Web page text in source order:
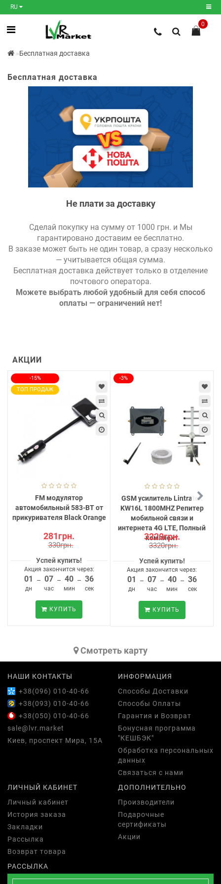
RU
Регистрация
0
Бесплатная доставка
Бесплатная доставка
Не плати за доставку
Сделай покупку на сумму от 1000 грн. и Мы
гарантировано доставим ее бесплатно.
В заказе может быть не один товар, а сразу несколько
— учитывается общая сумма.
Бесплатная доставка действует только в отделение
почтового оператора.
Можете выбрать любой удобный для себя способ
оплаты — ограничений нет!
АКЦИИ
-15%
ТОП ПРОДАЖ
FM модулятор
автомобильный 583-BT от
прикуривателя Black Orange
281грн.
330грн.
Успей купить!
Акция закончится через:
01
дн
– 07
час
– 40
мин
– 35
сек
КУПИТЬ
-3%
GSM усилитель Lintratek
KW16L 1800MHZ Репитер
мобильной связи и
интернета 4G LTE, Полный
комплект
3220грн.
3320грн.
Успей купить!
Акция закончится через:
01
дн
– 07
час
– 40
мин
– 35
сек
КУПИТЬ
Cмотреть карту
НАШИ КОНТАКТЫ
+38(096) 010-40-66
+38(093) 010-40-66
+38(050) 010-40-66
sale@lvr.market
Киев, проспект Мира, 15А
ИНФОРМАЦИЯ
Способы Доставки
Способы Оплаты
Гарантия и Возврат
Бонусная программа
"КЕШБЭК"
Обработка персональных
данных
Связаться с нами
ЛИЧНЫЙ КАБИНЕТ
Личный кабинет
История заказа
Закладки
Рассылка
Возврат товара
ДОПОЛНИТЕЛЬНО
Производители
Подарочные
сертификаты
Акции
РАССЫЛКА